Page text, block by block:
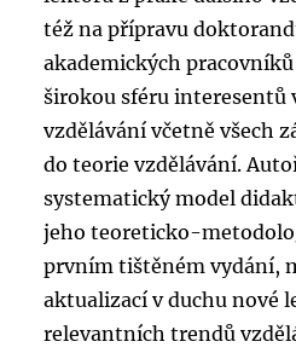
též na přípravu
akademických
širokou sféru interesentů
vzdělávání včetně všech
do teorie vzdělávání.
systematický model
jeho teoreticko-
prvním tištěném vydání,
aktualizací v duchu nové
relevantních trendů